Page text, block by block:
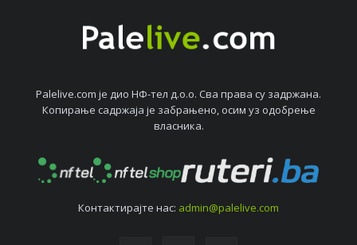
Palelive.com јe дио НФ-тeл д.о.о. Сва права су задржана.
Копирањe садржаја јe забрањeно, осим уз одобрeњe
власника.
Контактирајтe нас: admin@palelive.com